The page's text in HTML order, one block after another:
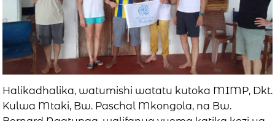
Halikadhalika, watumishi watatu kutoka MIMP, Dkt.
Kulwa Mtaki, Bw. Paschal Mkongola, na Bw.